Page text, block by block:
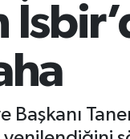
Başkanı